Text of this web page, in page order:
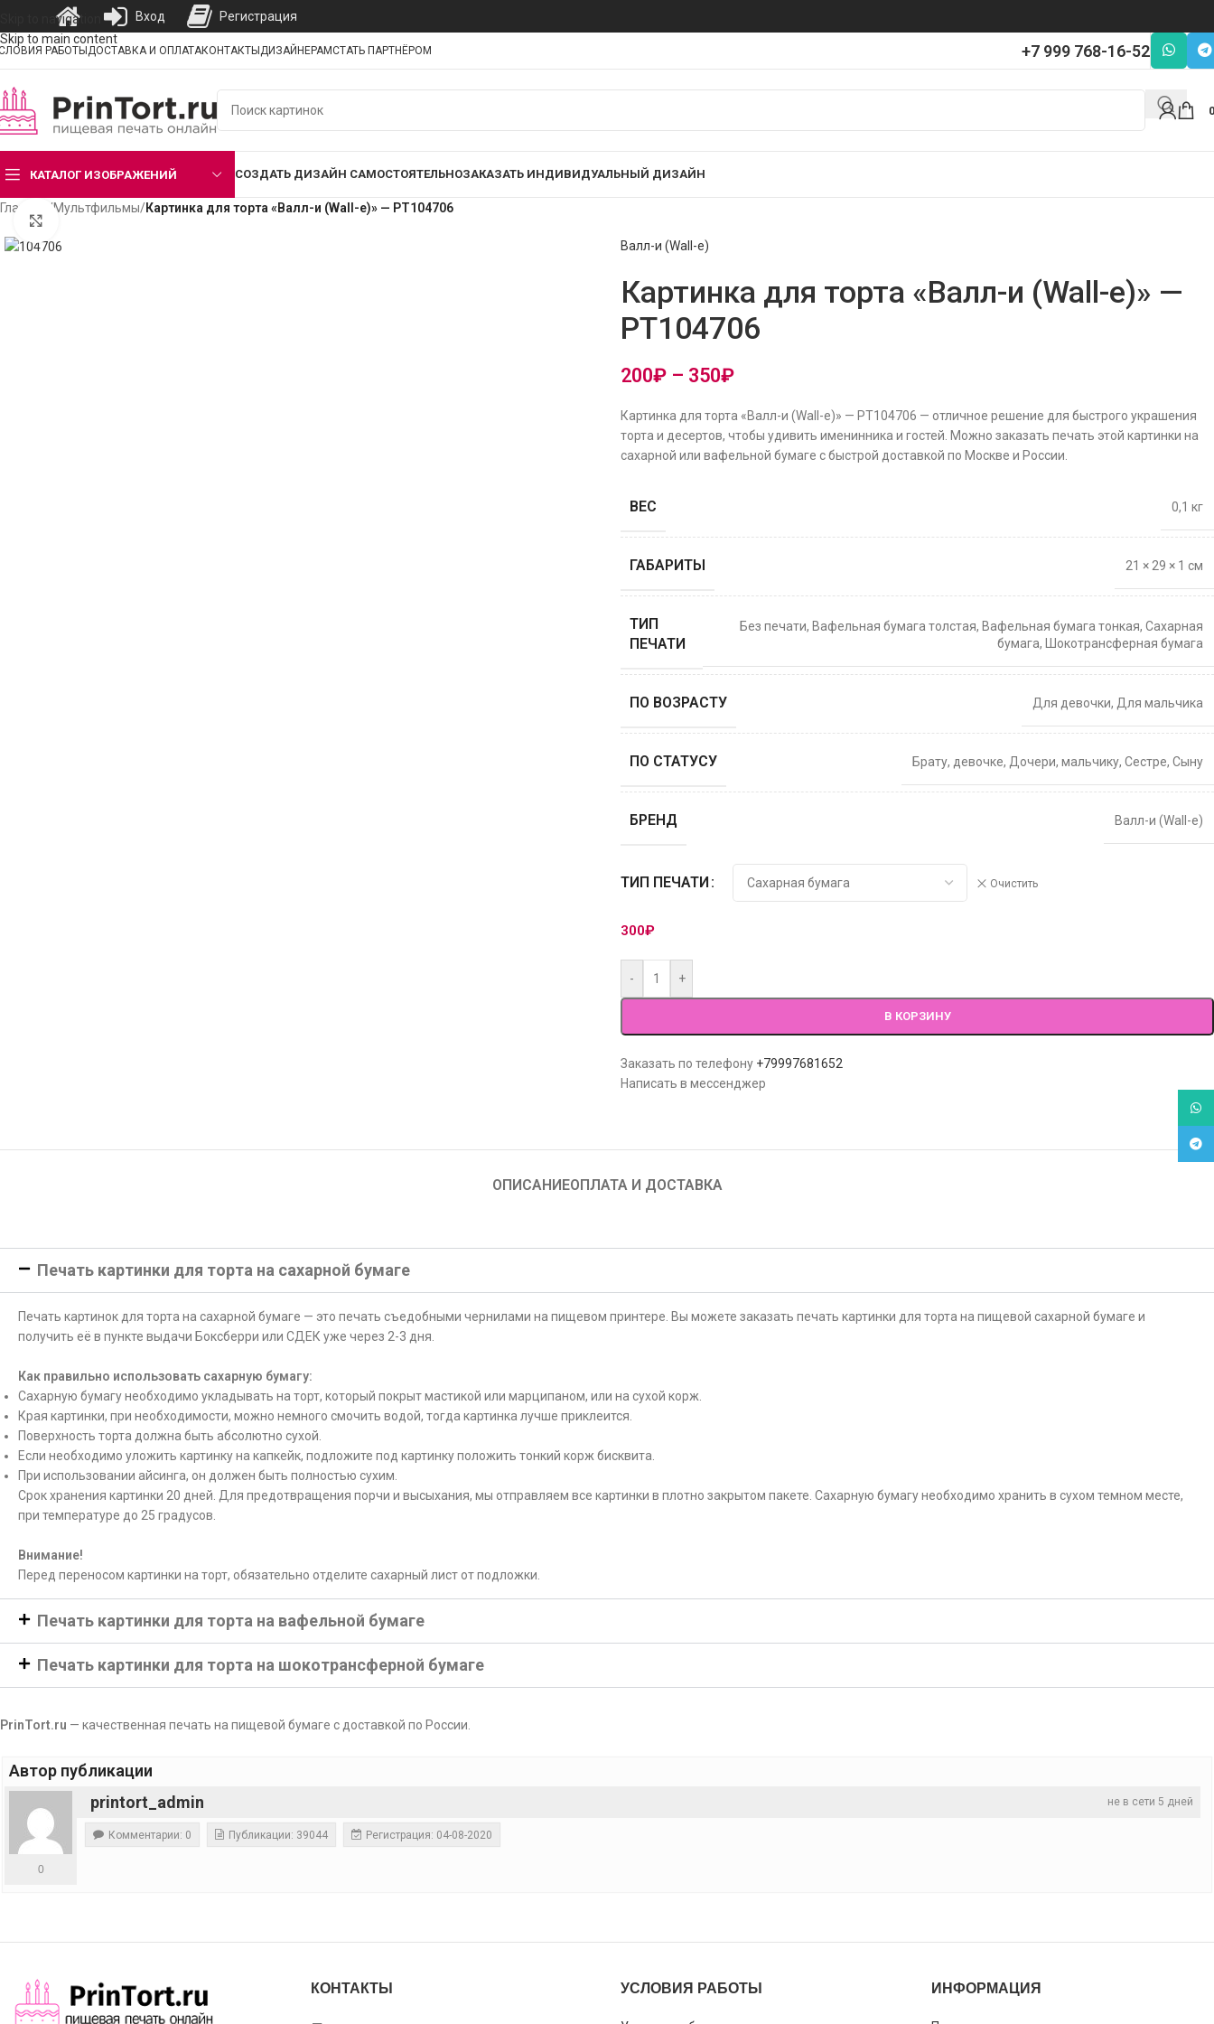
Skip to navigation
Skip to main content
РАБОТЫ ДОСТАВКА И ОПЛАТАКОНТАКТЫ ДИЗАЙНЕРАМСТАТЬ ПАРТНЁРОМ +7 999 768-16-52
0
КАТАЛОГ ИЗОБРАЖЕНИЙ СОЗДАТЬ ДИЗАЙН САМОСТОЯТЕЛЬНОЗАКАЗАТЬ ИНДИВИДУАЛЬНЫЙ ДИЗАЙН
Главная /Мультфильмы/Картинка для торта «Валл-и (Wall-e)» — PT104706
Валл-и (Wall-e)
Картинка для торта «Валл-и (Wall-e)» —
PT104706
200₽ – 350₽
Картинка для торта «Валл-и (Wall-e)» — PT104706 — отличное решение для быстрого украшения
торта и десертов, чтобы удивить именинника и гостей. Можно заказать печать этой картинки на
сахарной или вафельной бумаге с быстрой доставкой по Москве и России.
ВЕС 0,1 кг
ГАБАРИТЫ 21 × 29 × 1 см
ТИП
ПЕЧАТИ
Без печати, Вафельная бумага толстая, Вафельная бумага тонкая, Сахарная
бумага, Шокотрансферная бумага
ПО ВОЗРАСТУ Для девочки, Для мальчика
ПО СТАТУСУ Брату, девочке, Дочери, мальчику, Сестре, Сыну
БРЕНД Валл-и (Wall-e)
ТИП ПЕЧАТИ Очистить
300₽
- +
В КОРЗИНУ
Заказать по телефону +79997681652
Написать в мессенджер
ОПИСАНИЕОПЛАТА И ДОСТАВКА
Печать картинки для торта на сахарной бумаге
Печать картинок для торта на сахарной бумаге — это печать съедобными чернилами на пищевом принтере. Вы можете заказать печать картинки для торта на пищевой сахарной бумаге и
получить её в пункте выдачи Боксберри или СДЕК уже через 2-3 дня.
Как правильно использовать сахарную бумагу:
Сахарную бумагу необходимо укладывать на торт, который покрыт мастикой или марципаном, или на сухой корж.
Края картинки, при необходимости, можно немного смочить водой, тогда картинка лучше приклеится.
Поверхность торта должна быть абсолютно сухой.
Если необходимо уложить картинку на капкейк, подложите под картинку положить тонкий корж бисквита.
При использовании айсинга, он должен быть полностью сухим.
Срок хранения картинки 20 дней. Для предотвращения порчи и высыхания, мы отправляем все картинки в плотно закрытом пакете. Сахарную бумагу необходимо хранить в сухом темном месте,
при температуре до 25 градусов.
Внимание!
Перед переносом картинки на торт, обязательно отделите сахарный лист от подложки.
Печать картинки для торта на вафельной бумаге
Печать картинки для торта на шокотрансферной бумаге
PrinTort.ru — качественная печать на пищевой бумаге с доставкой по России.
Автор публикации
не в сети 5 дней
printort_admin
0
Комментарии: 0 Публикации: 39044 Регистрация: 04-08-2020
КОНТАКТЫ УСЛОВИЯ РАБОТЫ ИНФОРМАЦИЯ
Вход Регистрация